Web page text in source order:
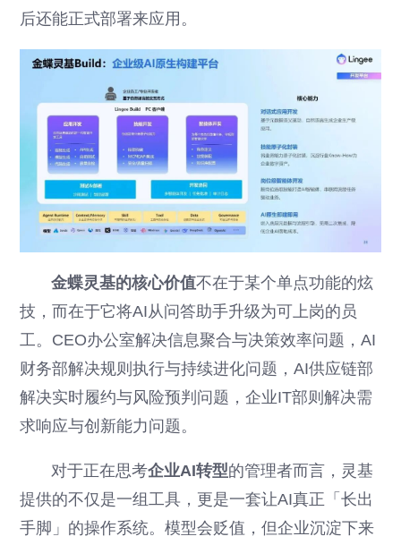
后还能正式部署来应用。
金蝶灵基的核心价值不在于某个单点功能的炫
技，而在于它将AI从问答助手升级为可上岗的员
工。CEO办公室解决信息聚合与决策效率问题，AI
财务部解决规则执行与持续进化问题，AI供应链部
解决实时履约与风险预判问题，企业IT部则解决需
求响应与创新能力问题。
对于正在思考企业AI转型的管理者而言，灵基
提供的不仅是一组工具，更是一套让AI真正「长出
手脚」的操作系统。模型会贬值，但企业沉淀下来